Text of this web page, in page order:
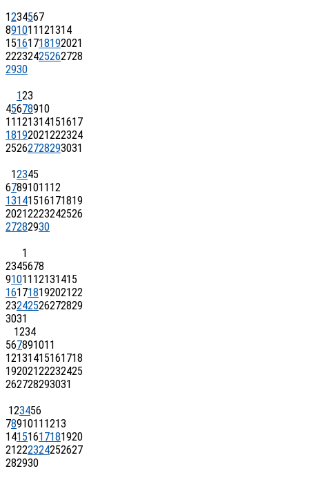
1234567
891011 121314
15161718192021
22232425262728
2930
123
45678910
11 121314151617
18192021222324
25262728293031
12345
67891011 12
13141516171819
20212223242526
27282930
1
2345678
91011 12131415
16171819202122
23242526272829
3031
1234
567891011
12131415161718
19202122232425
262728293031
123456
7891011 1213
14151617181920
21222324252627
282930